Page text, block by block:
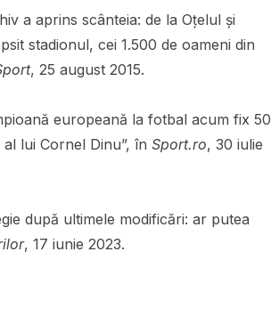
a aprins scânteia: de la Oțelul și
stadionul, cei 1.500 de oameni din
, 25 august 2015.
europeană la fotbal acum fix 50
lui Cornel Dinu”, în Sport.ro, 30 iulie
după ultimele modificări: ar putea
, 17 iunie 2023.